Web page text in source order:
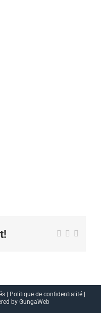
Facebook
X
| Politique de confidentialité|
by GungaWeb